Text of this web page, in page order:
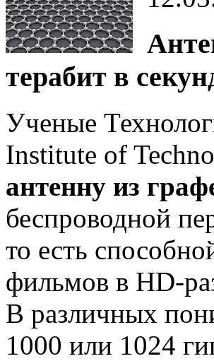
терабит в
Ученые
Institute of
антенну из
беспроводной
то есть
фильмов в HD-
В различных
1000 или 1024